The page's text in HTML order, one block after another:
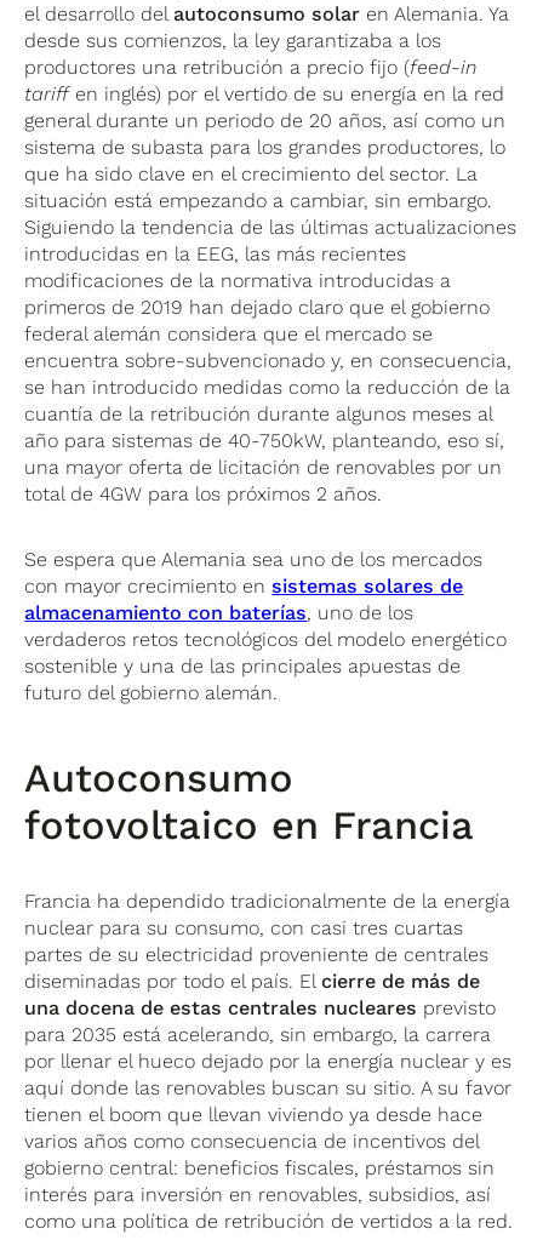
el desarrollo del autoconsumo solar en Alemania. Ya
desde sus comienzos, la ley garantizaba a los
productores una retribución a precio fijo (feed-in
tariffen inglés) por el vertido de su energía en la red
general durante un periodo de 20 años, así como un
sistema de subasta para los grandes productores, lo
que ha sido clave en el crecimiento del sector. La
situación está empezando a cambiar, sin embargo.
Siguiendo la tendencia de las últimas actualizaciones
introducidas en la EEG, las más recientes
modificaciones de la normativa introducidas a
primeros de 2019 han dejado claro que el gobierno
federal alemán considera que el mercado se
encuentra sobre-subvencionado y, en consecuencia,
se han introducido medidas como la reducción de la
cuantía de la retribución durante algunos meses al
año para sistemas de 40-750kW, planteando, eso sí,
una mayor oferta de licitación de renovables por un
total de 4GW para los próximos 2 años.
Se espera que Alemania sea uno de los mercados
con mayor crecimiento ensistemas solares de
almacenamiento con baterías, uno de los
verdaderos retos tecnológicos del modelo energético
sostenible y una de las principales apuestas de
futuro del gobierno alemán.
Autoconsumo
fotovoltaico en Francia
Francia ha dependido tradicionalmente de la energía
nuclear para su consumo, con casi tres cuartas
partes de su electricidad proveniente de centrales
diseminadas por todo el país. Elcierre de más de
una docena de estas centrales nucleares previsto
para 2035 está acelerando, sin embargo, la carrera
por llenar el hueco dejado por la energía nuclear y es
aquí donde las renovables buscan su sitio. A su favor
tienen el boom que llevan viviendo ya desde hace
varios años como consecuencia de incentivos del
gobierno central: beneficios fiscales, préstamos sin
interés para inversión en renovables, subsidios, así
como una política de retribución de vertidos a la red.